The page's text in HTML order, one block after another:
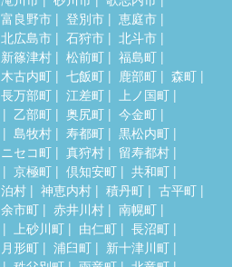
富良野市 登別市
恵庭市
北広島市 石狩市
北斗市
新篠津村 松前町
福島町
木古内町 七飯町 鹿部町
森町
長万部町 江差町
上ノ国町
乙部町 奥尻町
今金町
島牧村 寿都町
黒松内町
ニセコ町 真狩村
留寿都村
京極町 倶知安町
共和町
泊村 神恵内村 積丹町
古平町
余市町 赤井川村
南幌町
上砂川町 由仁町
長沼町
月形町 浦臼町
新十津川町